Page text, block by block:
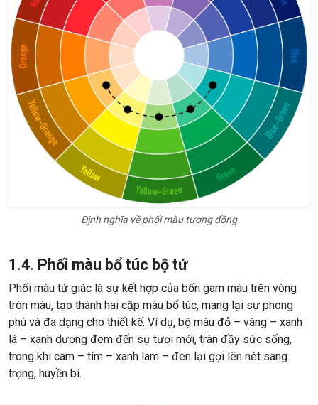
Định nghĩa về phối màu tương đồng
1.4. Phối màu bổ túc bộ tứ
Phối màu tứ giác là sự kết hợp của bốn gam màu trên vòng
tròn màu, tạo thành hai cặp màu bổ túc, mang lại sự phong
phú và đa dạng cho thiết kế. Ví dụ, bộ màu đỏ – vàng – xanh
lá – xanh dương đem đến sự tươi mới, tràn đầy sức sống,
trong khi cam – tím – xanh lam – đen lại gợi lên nét sang
trọng, huyền bí.